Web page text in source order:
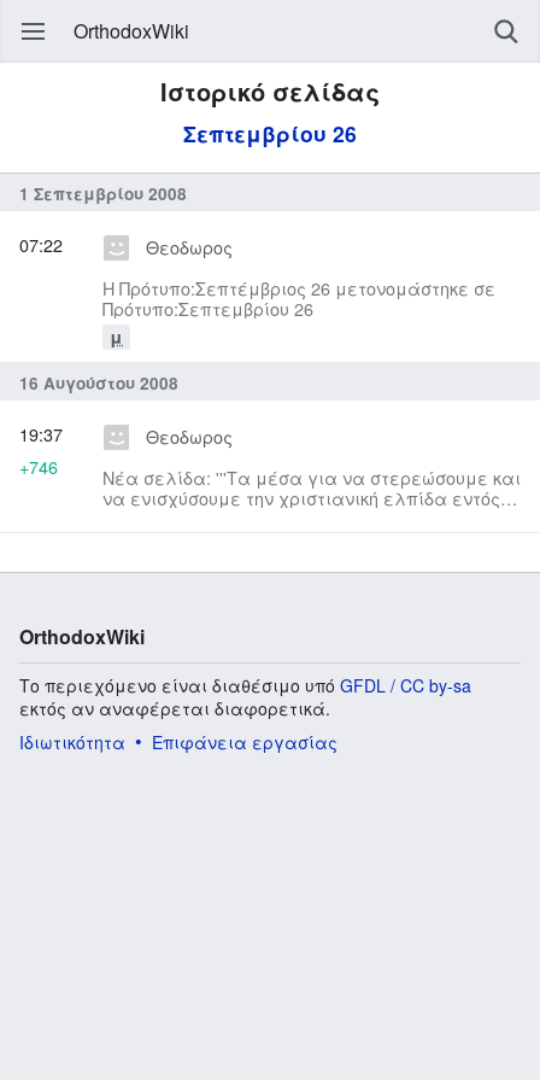
OrthodoxWiki
Ιστορικό σελίδας
Σεπτεμβρίου 26
1 Σεπτεμβρίου 2008
Θεοδωρος
Η Πρότυπο:Σεπτέμβριος 26 μετονομάστηκε σε
Πρότυπο:Σεπτεμβρίου 26
μ
07:22
16 Αυγούστου 2008
Θεοδωρος
Νέα σελίδα: '''Τα μέσα για να στερεώσουμε και
να ενισχύσουμε την χριστιανική ελπίδα εντός
19:37
+746
OrthodoxWiki
Το περιεχόμενο είναι διαθέσιμο υπό GFDL / CC by-sa
εκτός αν αναφέρεται διαφορετικά.
Ιδιωτικότητα
Επιφάνεια εργασίας